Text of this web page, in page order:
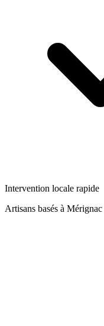
Intervention locale rapide
Artisans basés à Mérignac